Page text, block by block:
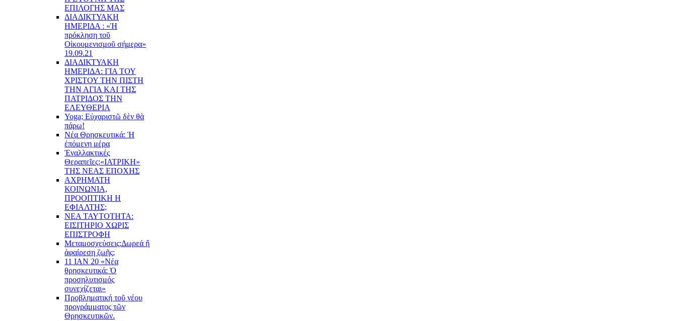
EΠΙΛΟΓΗΣ ΜΑΣ
ΔΙΑΔΙΚΤΥΑΚΗ
ΗΜΕΡΙΔΑ : «Ἡ
πρόκληση τοῦ
Οἰκουμενισμοῦ σήμερα»
19.09.21
ΔΙΑΔΙΚΤΥΑΚΗ
ΗΜΕΡΙΔΑ: ΓΙΑ ΤΟΥ
ΧΡΙΣΤΟΥ ΤΗΝ ΠΙΣΤΗ
ΤΗΝ ΑΓΙΑ ΚΑΙ ΤΗΣ
ΠΑΤΡΙΔΟΣ ΤΗΝ
ΕΛΕΥΘΕΡΙΑ
Yoga; Εὐχαριστῶ δὲν θὰ
πάρω!
Νέα Θρησκευτικά: Ἡ
ἑπόμενη μέρα
Ἐναλλακτικές
Θεραπεῖες:«ΙΑΤΡΙΚΗ»
ΤΗΣ ΝΕΑΣ ΕΠΟΧΗΣ
ΑΧΡΗΜΑΤΗ
ΚΟΙΝΩΝΙΑ,
ΠΡΟΟΠΤΙΚΗ Η
ΕΦΙΑΛΤΗΣ;
ΝΕΑ ΤΑΥΤΟΤΗΤΑ:
ΕΙΣΙΤΗΡΙΟ ΧΩΡΙΣ
ΕΠΙΣΤΡΟΦΗ
Μεταμοσχεύσεις:Δωρεά ἤ
ἀφαίρεση ζωῆς;
11 ΙΑΝ 20 «Νέα
θρησκευτικά: Ὁ
προσηλυτισμός
συνεχίζεται»
Προβληματική τοῦ νέου
προγράμματος τῶν
Θρησκευτικῶν.